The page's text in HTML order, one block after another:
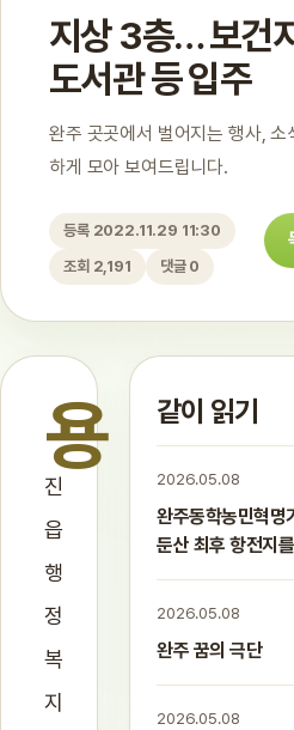
지상 3층… 보건
도서관 등 입주
완주 곳곳에서 벌어지는 행사, 소
하게 모아 보여드립니다.
등록 2022.11.29 11:30
조회 2,191
댓글 0
용
진
읍
행
정
복
지
같이 읽기
2026.05.08
완주동학농민혁명
둔산 최후 항전지
2026.05.08
완주 꿈의 극단
2026.05.08